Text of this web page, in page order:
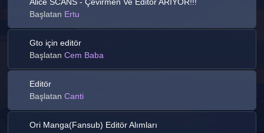
Başlatan Ertu
Gto için editör
Başlatan Cem Baba
Editör
Başlatan Canti
Ori Manga(Fansub) Editör Alımları